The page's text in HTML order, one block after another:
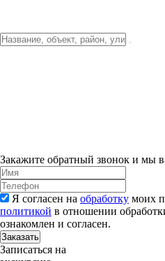
Закажите обратный звонок и мы
Я согласен на обработку моих
политикой в отношении
ознакомлен и согласен.
Заказать
Записаться на